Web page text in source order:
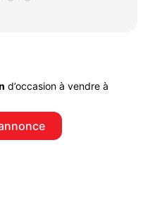
d’occasion à vendre à